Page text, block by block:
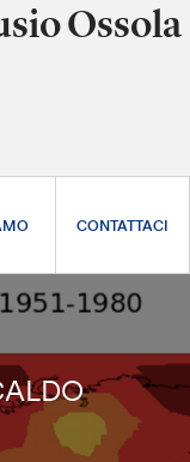
Ossola
CONTATTACI